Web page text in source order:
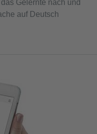
Gelernte nach und
auf Deutsch